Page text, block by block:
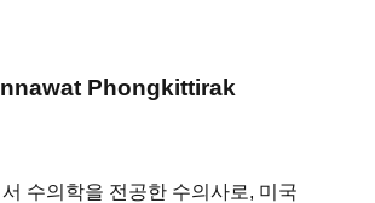
Phongkittirak
수의학을 전공한 수의사로, 미국